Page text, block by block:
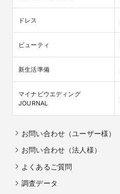
ドレス
ビューティ
新生活準備
マイナビウエディング
JOURNAL
お問い合わせ（ユーザー様）
お問い合わせ（法人様）
よくあるご質問
調査データ